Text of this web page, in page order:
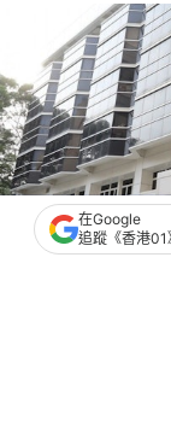
在Google
追蹤《香港01